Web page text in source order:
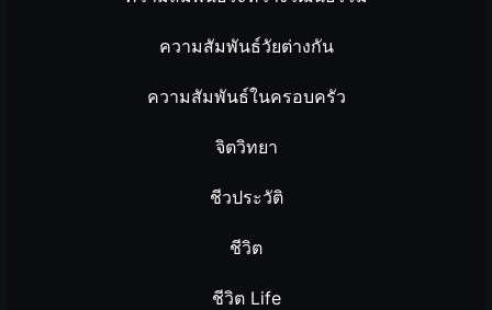
ความสัมพันธ์วัยต่างกัน
ความสัมพันธ์ในครอบครัว
จิตวิทยา
ชีวประวัติ
ชีวิต
ชีวิต Life